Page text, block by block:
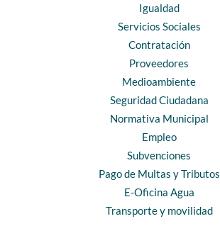
Igualdad
Servicios Sociales
Contratación
Proveedores
Medioambiente
Seguridad Ciudadana
Normativa Municipal
Empleo
Subvenciones
Pago de Multas y Tributos
E-Oficina Agua
Transporte y movilidad